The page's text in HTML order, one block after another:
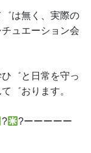
は無く、実際の
ュエーション会
゛と日常を守っ
゛おります。
?
?ーーーーー